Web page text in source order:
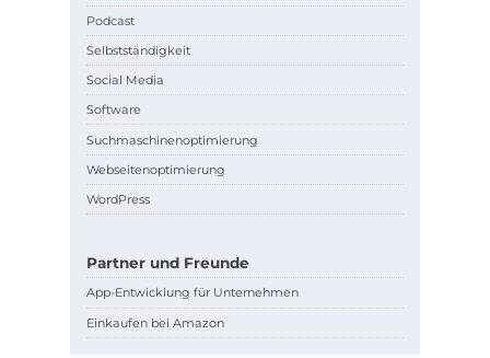
Podcast
Selbstständigkeit
Social Media
Software
Suchmaschinenoptimierung
Webseitenoptimierung
WordPress
Partner und Freunde
App-Entwicklung für Unternehmen
Einkaufen bei Amazon